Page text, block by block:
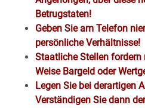
Betrugstaten!
Geben Sie am Telefon
persönliche Verhältnisse!
Staatliche Stellen
Weise Bargeld oder
Legen Sie bei derartigen
Verständigen Sie dann